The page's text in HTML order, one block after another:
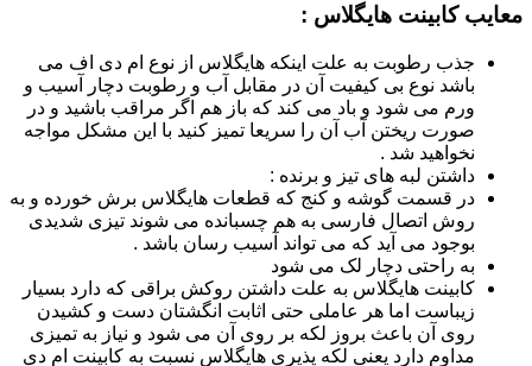
معایب کابینت هایگلاس :
جذب رطوبت به علت اینکه هایگلاس از نوع ام دی اف می
باشد نوع بی کیفیت آن در مقابل آب و رطوبت دچار آسیب و
ورم می شود و باد می کند که باز هم اگر مراقب باشید و در
صورت ریختن آب آن را سریعا تمیز کنید با این مشکل مواجه
نخواهید شد .
داشتن لبه های تیز و برنده :
در قسمت گوشه و کنج که قطعات هایگلاس برش خورده و به
روش اتصال فارسی به هم چسبانده می شوند تیزی شدیدی
بوجود می آید که می تواند آسیب رسان باشد .
به راحتی دچار لک می شود
کابینت هایگلاس به علت داشتن روکش براقی که دارد بسیار
زیباست اما هر عاملی حتی اثابت انگشتان دست و کشیدن
روی آن باعث بروز لکه بر روی آن می شود و نیاز به تمیزی
مداوم دارد یعنی لکه پذیری هایگلاس نسبت به کابینت ام دی